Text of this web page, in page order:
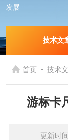
发展
技术文
首页 - 技术
游标卡
更新时